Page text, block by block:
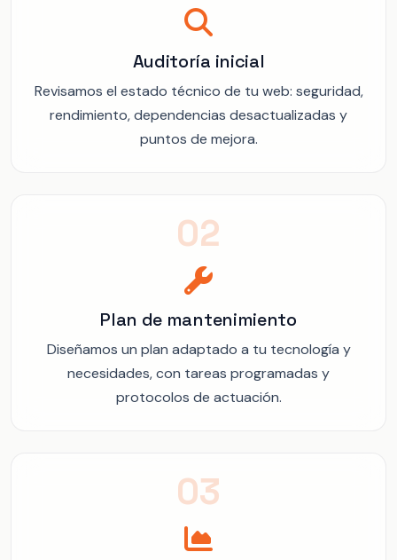
Auditoría inicial
Revisamos el estado técnico de tu web: seguridad,
rendimiento, dependencias desactualizadas y
puntos de mejora.
02
Plan de mantenimiento
Diseñamos un plan adaptado a tu tecnología y
necesidades, con tareas programadas y
protocolos de actuación.
03